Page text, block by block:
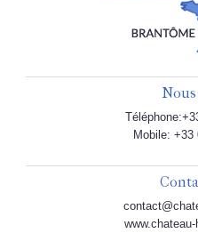
Mobile: +33